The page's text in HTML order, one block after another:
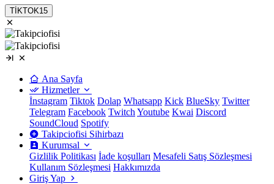
TİKTOK15
Ana Sayfa
Hizmetler
İnstagram Tiktok Dolap Whatsapp Kick BlueSky Twitter
Telegram Facebook Twitch Youtube Kwai Discord
SoundCloud Spotify
Takipciofisi Sihirbazı
Kurumsal
Gizlilik Politikası İade koşulları Mesafeli Satış Sözleşmesi
Kullanım Sözleşmesi Hakkımızda
Giriş Yap